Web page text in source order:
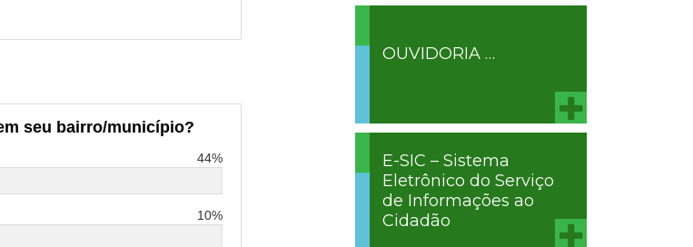
seu bairro/município?
44%
10%
OUVIDORIA …
E-SIC – Sistema
Eletrônico do Serviço
de Informações ao
Cidadão